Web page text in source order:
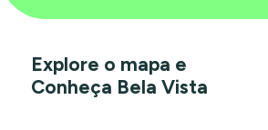
Explore o mapa e
Conheça Bela Vista